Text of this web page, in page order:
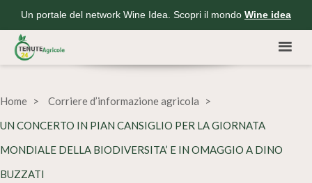
Un portale del network Wine Idea. Scopri il mondo Wine idea
Home
Corriere d’informazione agricola
UN CONCERTO IN PIAN CANSIGLIO PER LA GIORNATA
MONDIALE DELLA BIODIVERSITA’ E IN OMAGGIO A DINO
BUZZATI